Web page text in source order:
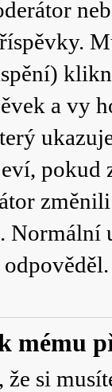
a vy
mému
že si